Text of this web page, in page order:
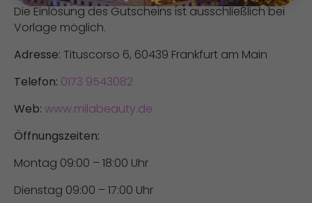
Die Einlösung des Gutscheins ist ausschließlich bei
Vorlage möglich.
Adresse: Tituscorso 6, 60439 Frankfurt am Main
Telefon: 0173 9543082
Web: www.milabeauty.de
Öffnungszeiten:
Montag 09:00 – 18:00 Uhr
Dienstag 09:00 – 17:00 Uhr